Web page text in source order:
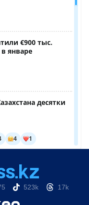
523k 17k